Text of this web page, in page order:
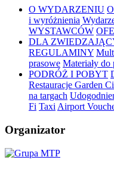
O WYDARZENIU
i wyróżnienia
WYSTAWCÓW
DLA
REGULAMINY
prasowe Materiały do
PODRÓŻ I POBYT
Restauracje Garden
na targach
Fi Taxi Airport
Organizator